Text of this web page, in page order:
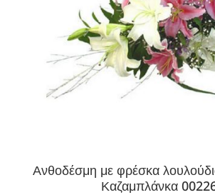
Ανθοδέσμη με φρέσκα
Καζαμπλάνκα